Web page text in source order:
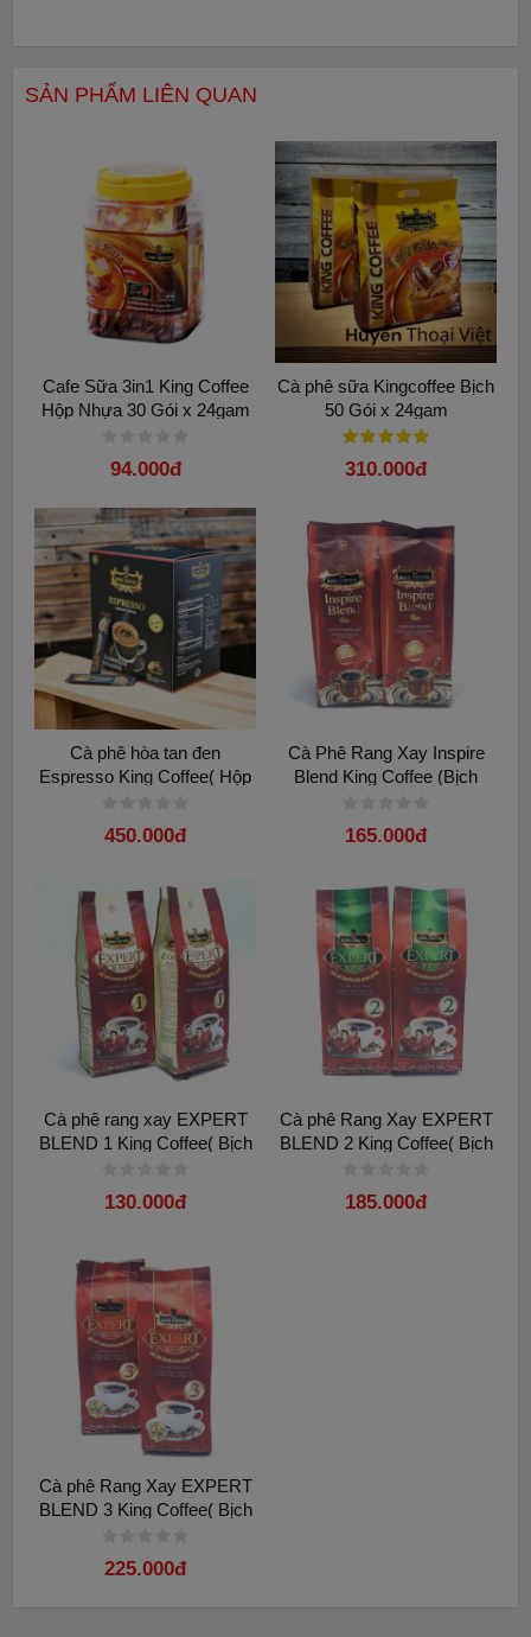
>> Cách pha chế:
1. Cho vào phin 03 muỗng (khoảng 25 gr) cà phê bột.
Lắc đều và ép nhẹ nắp gài bên trong.
2. Dùng khoảng 25ml nước tinh khiết 96oC – 100oC,
châm vào phin, chờ cà phê ngấm đều.
3. Sau đó châm thêm khoảng 50 ml nước sôi. Đậy nắp.
thuần khiết. Thêm đường, sữa, đá tùy thích theo khẩu vị và
thưởng thức tách cà phê của bạn.
** Bao bì sản phẩm có thể thay đổi theo từng đợt nhập
hàng**
ca phe rang xay
SẢN PHẨM LIÊN QUAN
Cafe Sữa 3in1 King Coffee
Hộp Nhựa 30 Gói x 24gam
94.000đ
Cà phê sữa Kingcoffee Bịch
50 Gói x 24gam
310.000đ
Cà phê hòa tan đen
Espresso King Coffee( Hộp
450.000đ
Cà Phê Rang Xay Inspire
Blend King Coffee (Bịch
165.000đ
Cà phê rang xay EXPERT
BLEND 1 King Coffee( Bịch
130.000đ
Cà phê Rang Xay EXPERT
BLEND 2 King Coffee( Bịch
185.000đ
Cà phê Rang Xay EXPERT
BLEND 3 King Coffee( Bịch
225.000đ